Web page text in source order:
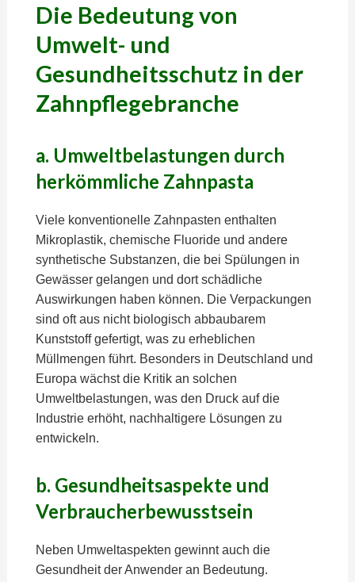
Die Bedeutung von
Umwelt- und
Gesundheitsschutz in der
Zahnpflegebranche
a. Umweltbelastungen durch
herkömmliche Zahnpasta
Viele konventionelle Zahnpasten enthalten
Mikroplastik, chemische Fluoride und andere
synthetische Substanzen, die bei Spülungen in
Gewässer gelangen und dort schädliche
Auswirkungen haben können. Die Verpackungen
sind oft aus nicht biologisch abbaubarem
Kunststoff gefertigt, was zu erheblichen
Müllmengen führt. Besonders in Deutschland und
Europa wächst die Kritik an solchen
Umweltbelastungen, was den Druck auf die
Industrie erhöht, nachhaltigere Lösungen zu
entwickeln.
b. Gesundheitsaspekte und
Verbraucherbewusstsein
Neben Umweltaspekten gewinnt auch die
Gesundheit der Anwender an Bedeutung.